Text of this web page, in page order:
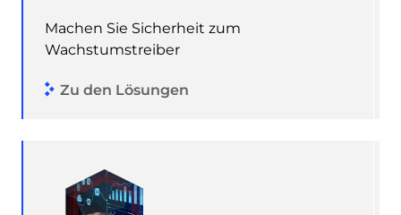
Machen Sie Sicherheit zum
Wachstumstreiber
Zu den Lösungen